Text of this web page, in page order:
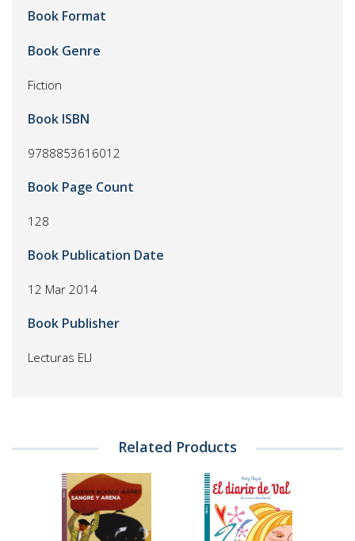
Book Format
Book Genre
Fiction
Book ISBN
9788853616012
Book Page Count
128
Book Publication Date
12 Mar 2014
Book Publisher
Lecturas ELI
Related Products